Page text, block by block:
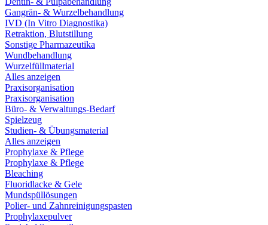
Gangrän- & Wurzelbehandlung
IVD (In Vitro Diagnostika)
Retraktion, Blutstillung
Sonstige Pharmazeutika
Wundbehandlung
Wurzelfüllmaterial
Alles anzeigen
Praxisorganisation
Praxisorganisation
Büro- & Verwaltungs-Bedarf
Spielzeug
Studien- & Übungsmaterial
Alles anzeigen
Prophylaxe & Pflege
Prophylaxe & Pflege
Bleaching
Fluoridlacke & Gele
Mundspüllösungen
Polier- und Zahnreinigungspasten
Prophylaxepulver